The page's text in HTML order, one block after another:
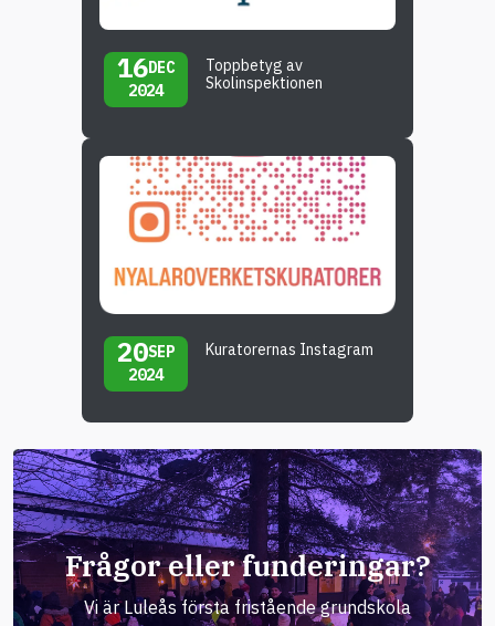
16DEC
2024
Toppbetyg av
Skolinspektionen
20SEP
2024
Kuratorernas Instagram
Frågor eller funderingar?
Vi är Luleås första fristående grundskola